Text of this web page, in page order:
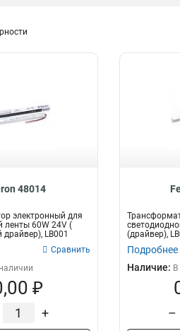
60W
48014
электронный для
ленты 60W 24V (
драйвер), LB001
Сравнить
₽
+
(драйвер),
Подробнее
Наличие:
–